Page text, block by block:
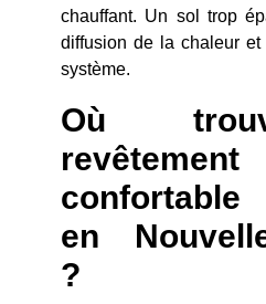
chauffant. Un sol trop
diffusion de la chaleur et
système.
Où
en
?